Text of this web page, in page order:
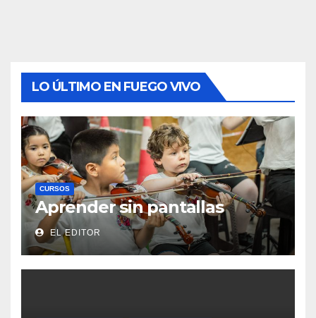
LO ÚLTIMO EN FUEGO VIVO
CURSOS
Aprender sin pantallas
EL EDITOR